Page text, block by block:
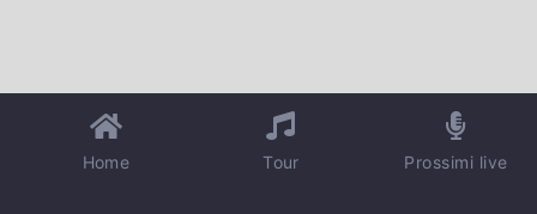
Home Tour Prossimi live